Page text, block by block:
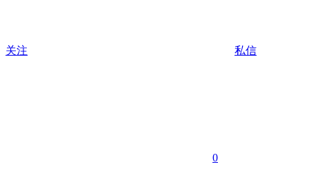
关注 私信
0